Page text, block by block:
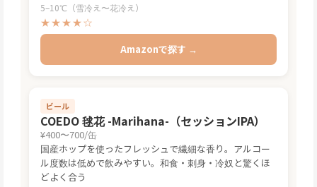
5–10℃（雪冷え〜花冷え）
★★★★☆
Amazonで探す →
ビール
COEDO 毬花 -Marihana-（セッションIPA）
¥400〜700/缶
国産ホップを使ったフレッシュで繊細な香り。アルコー
ル度数は低めで飲みやすい。和食・刺身・冷奴と驚くほ
どよく合う